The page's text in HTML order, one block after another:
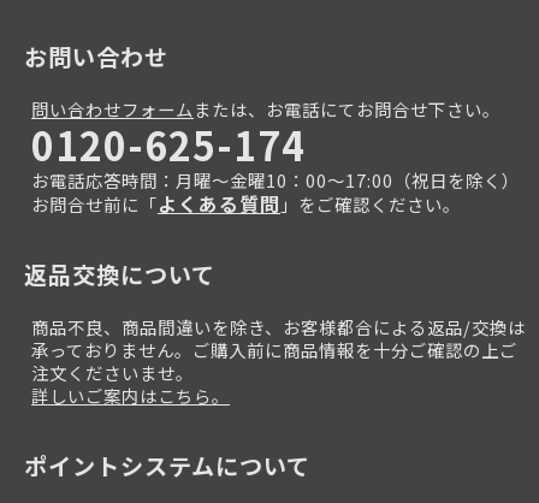
お問い合わせ
問い合わせフォームまたは、お電話にてお問合せ下さい。
0120-625-174
お電話応答時間：月曜～金曜10：00～17:00（祝日を除く）
お問合せ前に「よくある質問 」をご確認ください。
返品交換について
商品不良、商品間違いを除き、お客様都合による返品/交換は
承っておりません。ご購入前に商品情報を十分ご確認の上ご
注文くださいませ。
詳しいご案内はこちら。
ポイントシステムについて